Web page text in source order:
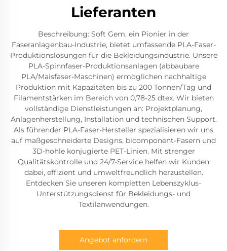
Lieferanten
Beschreibung: Soft Gem, ein Pionier in der
Faseranlagenbau-Industrie, bietet umfassende PLA-Faser-
Produktionslösungen für die Bekleidungsindustrie. Unsere
PLA-Spinnfaser-Produktionsanlagen (abbaubare
PLA/Maisfaser-Maschinen) ermöglichen nachhaltige
Produktion mit Kapazitäten bis zu 200 Tonnen/Tag und
Filamentstärken im Bereich von 0,78-25 dtex. Wir bieten
vollständige Dienstleistungen an: Projektplanung,
Anlagenherstellung, Installation und technischen Support.
Als führender PLA-Faser-Hersteller spezialisieren wir uns
auf maßgeschneiderte Designs, bicomponent-Fasern und
3D-hohle konjugierte PET-Linien. Mit strenger
Qualitätskontrolle und 24/7-Service helfen wir Kunden
dabei, effizient und umweltfreundlich herzustellen.
Entdecken Sie unseren kompletten Lebenszyklus-
Unterstützungsdienst für Bekleidungs- und
Textilanwendungen.
Angebot anfordern